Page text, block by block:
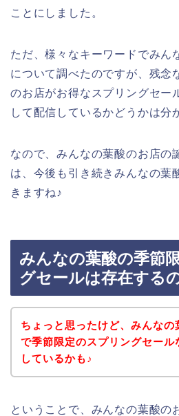
ことにしました。
ただ、様々なキーワードでみん
について調べたのですが、残念
のお店がお得なスプリングセー
して配信しているかどうかは分
なので、みんなの葉酸のお店の
は、今後も引き続きみんなの葉
きますね♪
みんなの葉酸の季節
グセールは存在する
ちょっと思ったけど、みんなの
で季節限定のスプリングセール
しているかも♪
ということで、みんなの葉酸の